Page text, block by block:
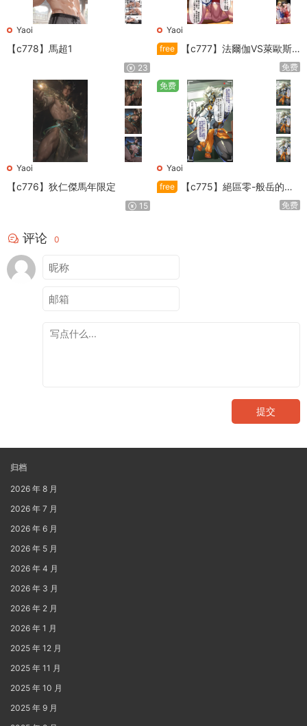
Yaoi
【c778】馬超1
23
Yaoi
free
【c777】法爾伽VS萊歐斯
免费
Yaoi
【c776】狄仁傑馬年限定
15
Yaoi
free
【c775】絕區零-般岳的訓
免费
免费
评论 0
提交
归档
2026 年 8 月
2026 年 7 月
2026 年 6 月
2026 年 5 月
2026 年 4 月
2026 年 3 月
2026 年 2 月
2026 年 1 月
2025 年 12 月
2025 年 11 月
2025 年 10 月
2025 年 9 月